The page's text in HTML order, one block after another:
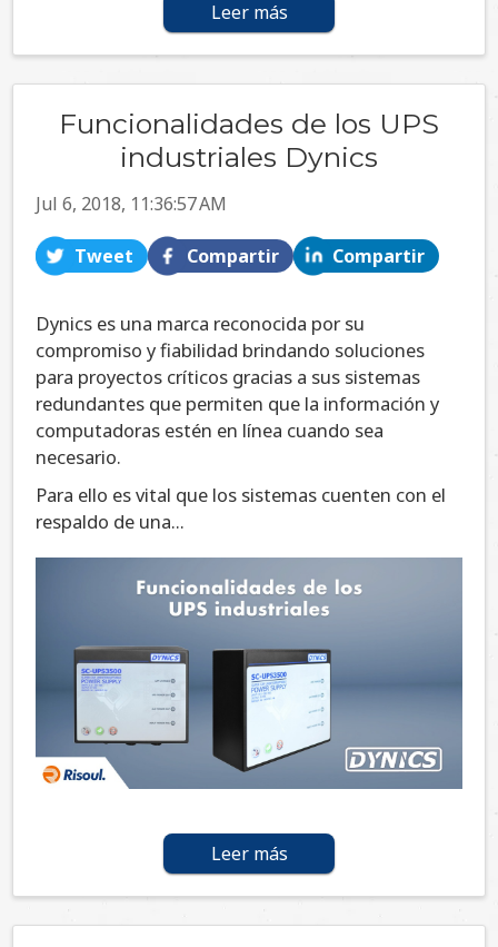
Leer más
Funcionalidades de los UPS
industriales Dynics
Jul 6, 2018, 11:36:57 AM
Tweet Compartir Compartir
Dynics es una marca reconocida por su
compromiso y fiabilidad brindando soluciones
para proyectos críticos gracias a sus sistemas
redundantes que permiten que la información y
computadoras estén en línea cuando sea
necesario.
Para ello es vital que los sistemas cuenten con el
respaldo de una...
Leer más